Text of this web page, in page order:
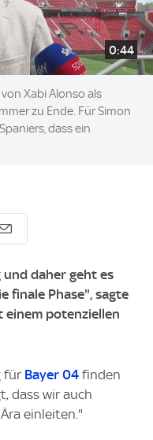
0:44
Xabi Alonso als
zu Ende. Für Simon
dass ein
daher geht es
finale Phase", sagte
einem potenziellen
für Bayer 04 finden
dass wir auch
einleiten."